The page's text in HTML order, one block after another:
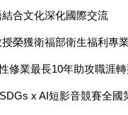
合文化深化國際交流
榮獲衛福部衛生福利專
修業最長10年助攻職涯轉
x AI短影音競賽全國